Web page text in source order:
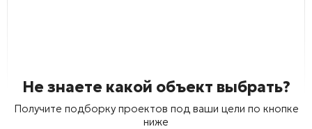
Не знаете какой объект выбрать?
Получите подборку проектов под ваши цели по кнопке
ниже